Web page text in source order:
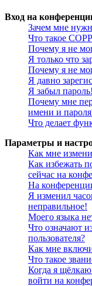
Вход на
Зачем мне
Что такое
Почему я не
Я только что
Почему я не
Я давно
Я забыл пароль!
Почему мне
имени и
Что делает
Параметры и
Как мне
Как избежать
сейчас на
На
Я изменил
неправильное!
Моего языка
Что означают
пользователя?
Как мне
Что такое
Когда я
войти на